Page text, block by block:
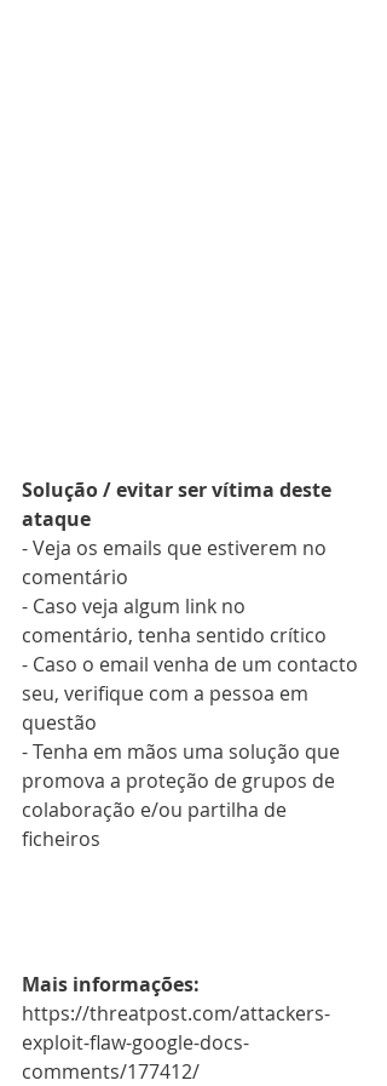
Solução / evitar ser vítima deste
ataque
- Veja os emails que estiverem no
comentário
- Caso veja algum link no
comentário, tenha sentido crítico
- Caso o email venha de um contacto
seu, verifique com a pessoa em
questão
- Tenha em mãos uma solução que
promova a proteção de grupos de
colaboração e/ou partilha de
ficheiros
Mais informações:
https://threatpost.com/attackers-
exploit-flaw-google-docs-
comments/177412/